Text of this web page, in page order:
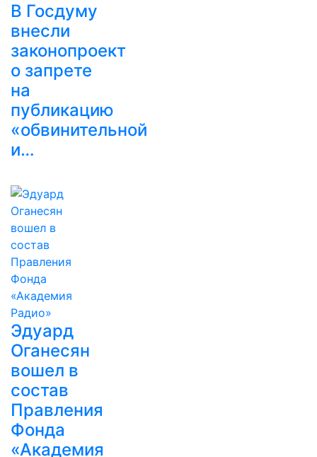
В Госдуму
внесли
законопроект
о запрете
на
публикацию
«обвинительной
и…
Эдуард
Оганесян
вошел в
состав
Правления
Фонда
«Академия